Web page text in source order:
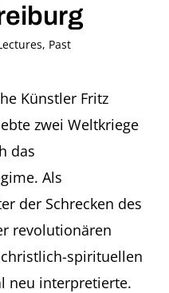
, Past
Künstler Fritz
zwei Weltkriege
das
Als
der Schrecken des
revolutionären
spirituellen
neu interpretierte.